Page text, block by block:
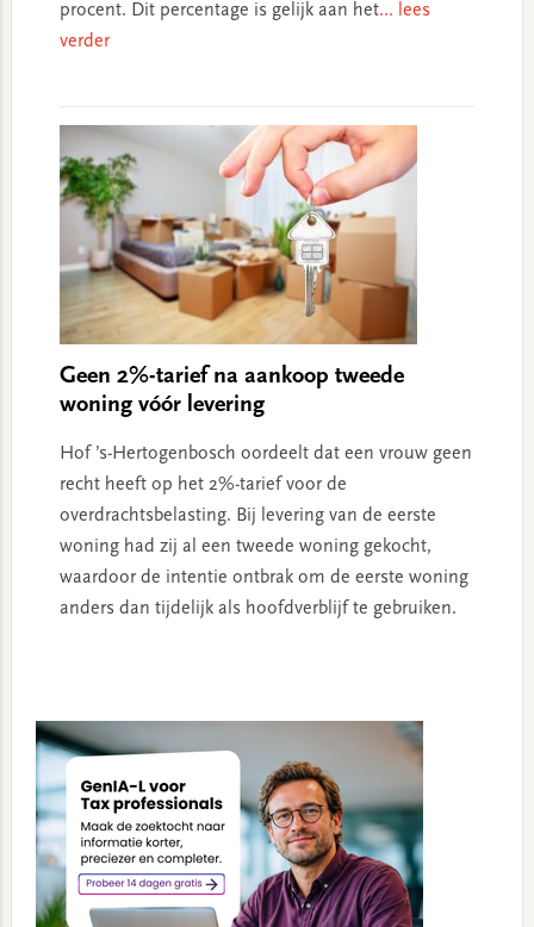
procent. Dit percentage is gelijk aan het... lees
verder
Geen 2%-tarief na aankoop tweede
woning vóór levering
Hof ’s-Hertogenbosch oordeelt dat een vrouw geen
recht heeft op het 2%-tarief voor de
overdrachtsbelasting. Bij levering van de eerste
woning had zij al een tweede woning gekocht,
waardoor de intentie ontbrak om de eerste woning
anders dan tijdelijk als hoofdverblijf te gebruiken.
Sidebar